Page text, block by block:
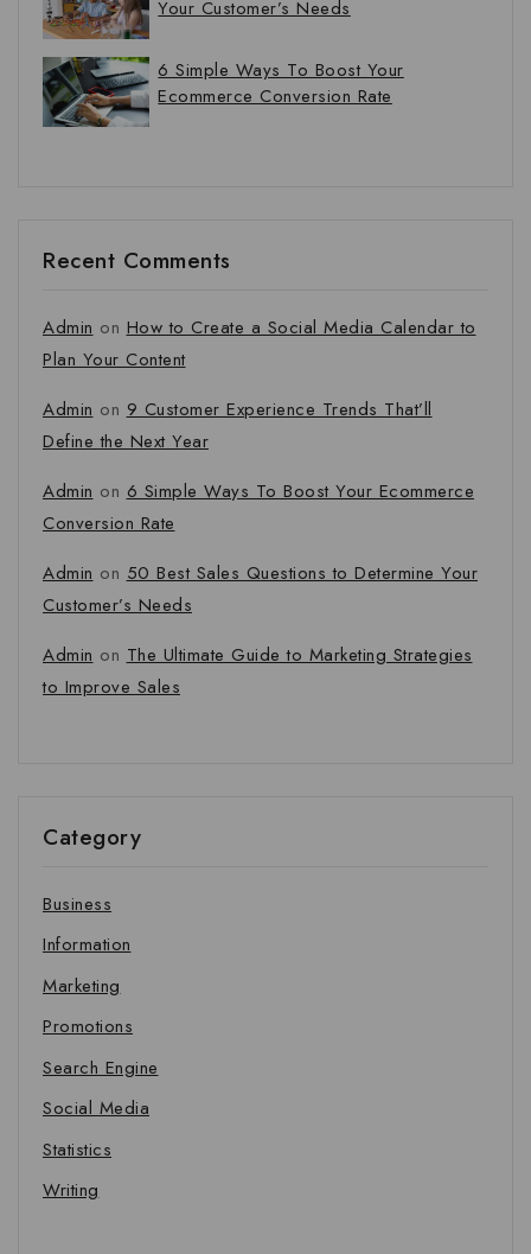
Your Customer’s Needs
6 Simple Ways To Boost Your
Ecommerce Conversion Rate
Recent Comments
Admin on How to Create a Social Media Calendar to
Plan Your Content
Admin on 9 Customer Experience Trends That’ll
Define the Next Year
Admin on 6 Simple Ways To Boost Your Ecommerce
Conversion Rate
Admin on 50 Best Sales Questions to Determine Your
Customer’s Needs
Admin on The Ultimate Guide to Marketing Strategies
to Improve Sales
Category
Business
Information
Marketing
Promotions
Search Engine
Social Media
Statistics
Writing